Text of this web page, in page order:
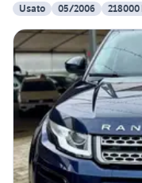
Usato
05/2006 218000